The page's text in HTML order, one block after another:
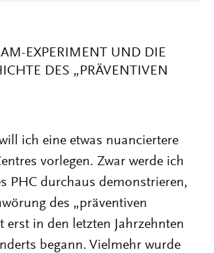
EXPERIMENT UND DIE
DES „PRÄVENTIVEN
ich eine etwas nuanciertere
vorlegen. Zwar werde ich
PHC durchaus demonstrieren,
des „präventiven
erst in den letzten Jahrzehnten
begann. Vielmehr wurde